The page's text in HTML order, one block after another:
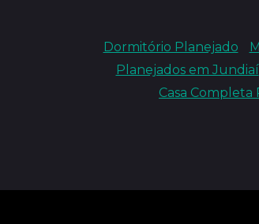
Dormitório Planejado
Planejados em Jundiaí
Casa Completa